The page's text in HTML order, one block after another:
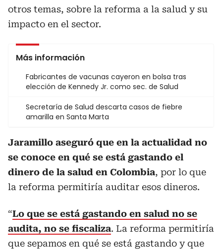
otros temas, sobre la reforma a la salud y su
impacto en el sector.
Más información
Fabricantes de vacunas cayeron en bolsa tras
elección de Kennedy Jr. como sec. de Salud
Secretaría de Salud descarta casos de fiebre
amarilla en Santa Marta
Jaramillo aseguró que en la actualidad no
se conoce en qué se está gastando el
dinero de la salud en Colombia, por lo que
la reforma permitiría auditar esos dineros.
“Lo que se está gastando en salud no se
audita, no se fiscaliza. La reforma permitiría
que sepamos en qué se está gastando y que